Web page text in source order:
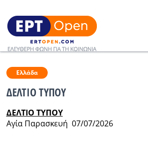
Ειδήσεις
Κοινωνία
Ελλάδα
ΔΕΛΤΙΟ ΤΥΠΟΥ
ΔΕΛΤΙΟ ΤΥΠΟΥ
Αγία Παρασκευή 07/07/2026